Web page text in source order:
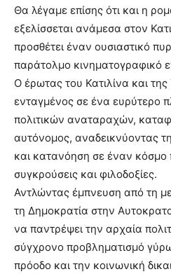
Θα λέγαμε επίσης ότι και η
εξελίσσεται ανάμεσα στον
προσθέτει έναν ουσιαστικό
παράτολμο κινηματογραφικό
Ο έρωτας του Κατιλίνα και
ενταγμένος σε ένα ευρύτερο
πολιτικών αναταραχών,
αυτόνομος, αναδεικνύοντας
και κατανόηση σε έναν κόσμο
συγκρούσεις και φιλοδοξίες.
Αντλώντας έμπνευση από τη
τη Δημοκρατία στην
να παντρέψει την αρχαία
σύγχρονο προβληματισμό
πρόοδο και την κοινωνική